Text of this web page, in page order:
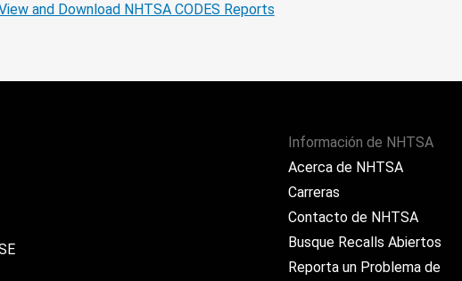
and Download NHTSA CODES Reports
Información de NHTSA
Acerca de NHTSA
Carreras
Contacto de NHTSA
Busque Recalls Abiertos
Reporta un Problema de